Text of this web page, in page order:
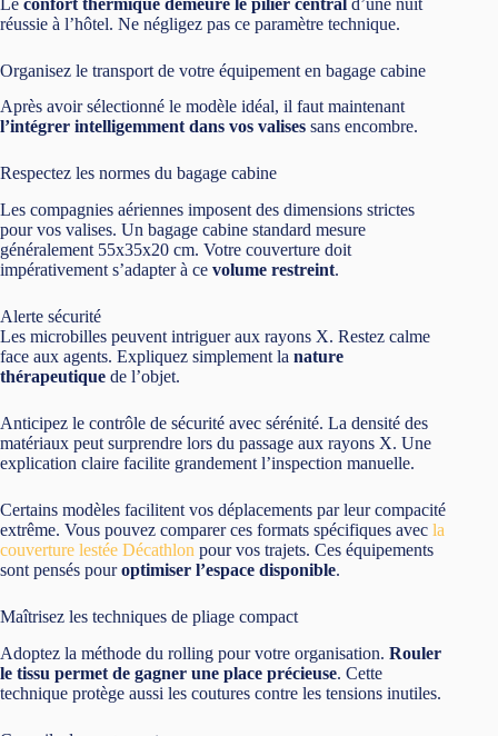
réussie à l’hôtel. Ne négligez pas ce paramètre technique.
Organisez le transport de votre équipement en bagage cabine
Après avoir sélectionné le modèle idéal, il faut maintenant
l’intégrer intelligemment dans vos valises sans encombre.
Respectez les normes du bagage cabine
Les compagnies aériennes imposent des dimensions strictes
pour vos valises. Un bagage cabine standard mesure
généralement 55x35x20 cm. Votre couverture doit
impérativement s’adapter à ce volume restreint.
Alerte sécurité
Les microbilles peuvent intriguer aux rayons X. Restez calme
face aux agents. Expliquez simplement la nature
thérapeutique de l’objet.
Anticipez le contrôle de sécurité avec sérénité. La densité des
matériaux peut surprendre lors du passage aux rayons X. Une
explication claire facilite grandement l’inspection manuelle.
Certains modèles facilitent vos déplacements par leur compacité
extrême. Vous pouvez comparer ces formats spécifiques avec la
couverture lestée Décathlon pour vos trajets. Ces équipements
sont pensés pouroptimiser l’espace disponible.
Maîtrisez les techniques de pliage compact
Adoptez la méthode du rolling pour votre organisation. Rouler
le tissu permet de gagner une place précieuse. Cette
technique protège aussi les coutures contre les tensions inutiles.